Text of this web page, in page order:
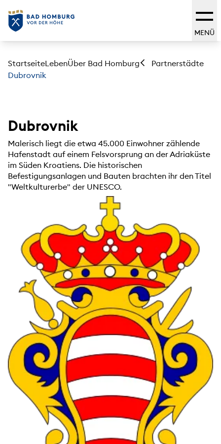
MENÜ
StartseiteLebenÜber Bad Homburg
Partnerstädte
Dubrovnik
Dubrovnik
Malerisch liegt die etwa 45.000 Einwohner zählende
Hafenstadt auf einem Felsvorsprung an der Adriaküste
im Süden Kroatiens. Die historischen
Befestigungsanlagen und Bauten brachten ihr den Titel
"Weltkulturerbe" der UNESCO.